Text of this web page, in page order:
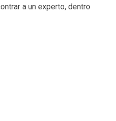
a un experto, dentro